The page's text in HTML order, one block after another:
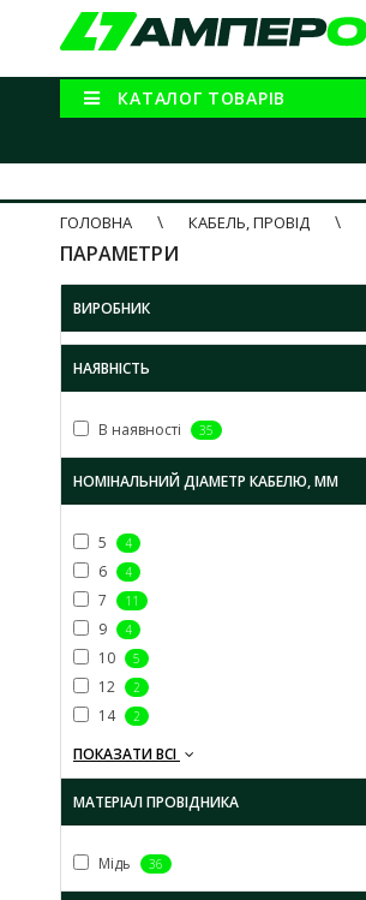
КАТАЛОГ ТОВАРІВ
ГОЛОВНА
КАБЕЛЬ, ПРОВІД
ПАРАМЕТРИ
ВИРОБНИК
НАЯВНІСТЬ
В наявності 35
НОМІНАЛЬНИЙ ДІАМЕТР КАБЕЛЮ, ММ
5 4
6 4
7 11
9 4
10 5
12 2
14 2
ПОКАЗАТИ ВСІ
МАТЕРІАЛ ПРОВІДНИКА
Мідь 36